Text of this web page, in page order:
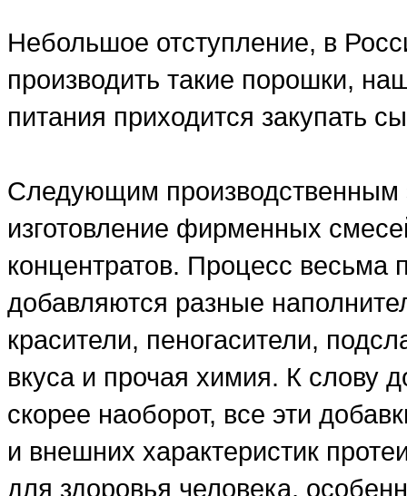
Небольшое отступление, в
производить такие порошки,
питания приходится закупать
Следующим производственным
изготовление фирменных
концентратов. Процесс весьма
добавляются разные
красители, пеногасители,
вкуса и прочая химия. К слову
скорее наоборот, все эти
и внешних характеристик
для здоровья человека,